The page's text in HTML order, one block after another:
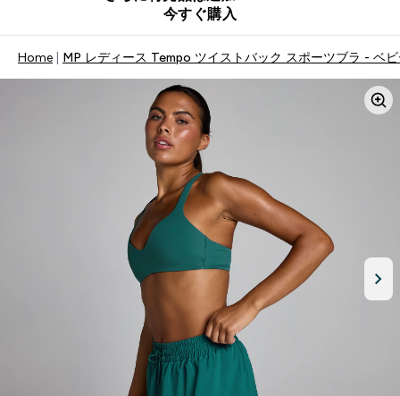
今すぐ購入
Home MP レディース Tempo ツイストバック スポーツブラ - ベ